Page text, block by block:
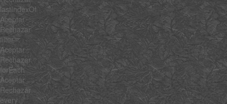
lastIndexOf
Aceptar
Rechazar
filter
Aceptar
Rechazar
forEach
Aceptar
Rechazar
every